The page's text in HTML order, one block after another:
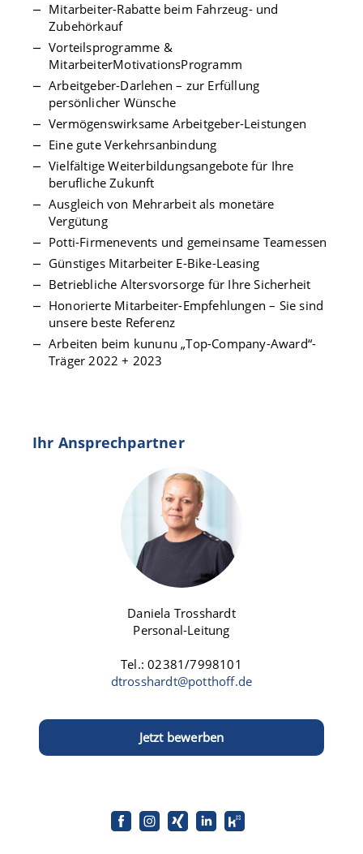
Mitarbeiter-Rabatte beim Fahrzeug- und
Zubehörkauf
Vorteilsprogramme &
MitarbeiterMotivationsProgramm
Arbeitgeber-Darlehen – zur Erfüllung
persönlicher Wünsche
Vermögenswirksame Arbeitgeber-Leistungen
Eine gute Verkehrsanbindung
Vielfältige Weiterbildungsangebote für Ihre
berufliche Zukunft
Ausgleich von Mehrarbeit als monetäre
Vergütung
Potti-Firmenevents und gemeinsame Teamessen
Günstiges Mitarbeiter E-Bike-Leasing
Betriebliche Altersvorsorge für Ihre Sicherheit
Honorierte Mitarbeiter-Empfehlungen – Sie sind
unsere beste Referenz
Arbeiten beim kununu „Top-Company-Award“-
Träger 2022 + 2023
Ihr Ansprechpartner
Daniela Trosshardt
Personal-Leitung
Tel.: 02381/7998101
dtrosshardt@potthoff.de
Jetzt bewerben